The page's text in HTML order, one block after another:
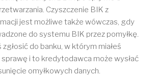
Czyszczenie BIK z
jest możliwe także wówczas, gdy
do systemu BIK przez pomyłkę.
do banku, w którym miałeś
i to kredytodawca może wysłać
omyłkowych danych.